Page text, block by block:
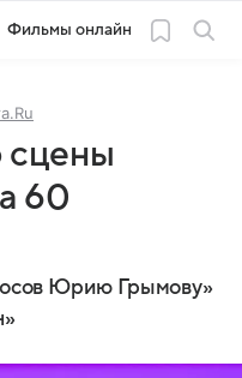
Фильмы онлайн
60
Юрию Грымову»